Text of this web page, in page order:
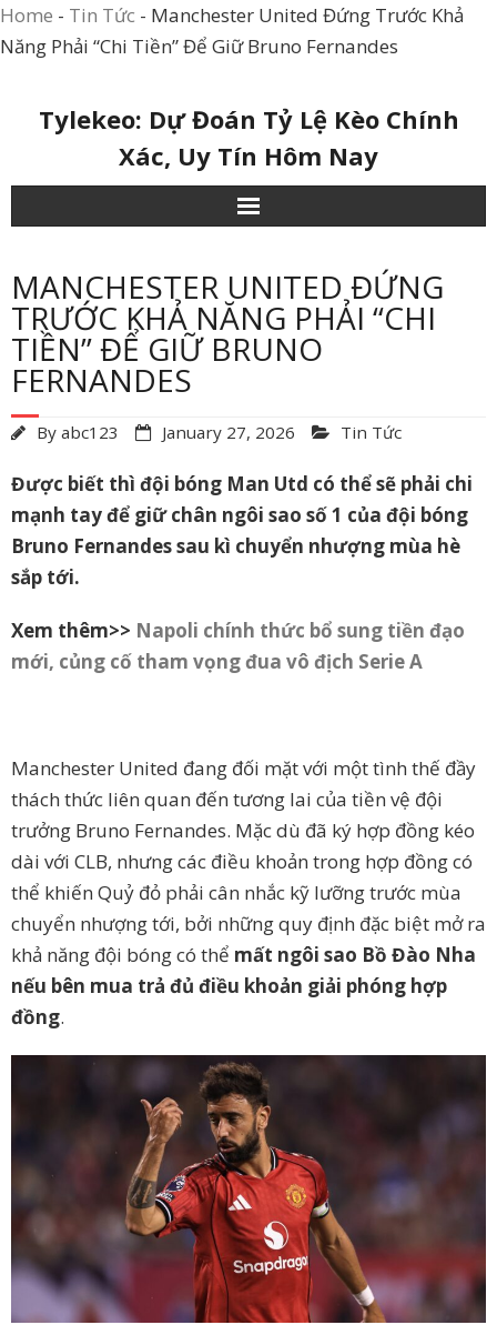
Home - Tin Tức - Manchester United Đứng Trước Khả
Năng Phải “Chi Tiền” Để Giữ Bruno Fernandes
Tylekeo: Dự Đoán Tỷ Lệ Kèo Chính
Xác, Uy Tín Hôm Nay
MANCHESTER UNITED ĐỨNG
TRƯỚC KHẢ NĂNG PHẢI “CHI
TIỀN” ĐỂ GIỮ BRUNO
FERNANDES
By abc123 January 27, 2026 Tin Tức
Được biết thì đội bóng Man Utd có thể sẽ phải chi
mạnh tay để giữ chân ngôi sao số 1 của đội bóng
Bruno Fernandes sau kì chuyển nhượng mùa hè
sắp tới.
Xem thêm>> Napoli chính thức bổ sung tiền đạo
mới, củng cố tham vọng đua vô địch Serie A
Manchester United đang đối mặt với một tình thế đầy
thách thức liên quan đến tương lai của tiền vệ đội
trưởng Bruno Fernandes. Mặc dù đã ký hợp đồng kéo
dài với CLB, nhưng các điều khoản trong hợp đồng có
thể khiến Quỷ đỏ phải cân nhắc kỹ lưỡng trước mùa
chuyển nhượng tới, bởi những quy định đặc biệt mở ra
khả năng đội bóng có thể mất ngôi sao Bồ Đào Nha
nếu bên mua trả đủ điều khoản giải phóng hợp
đồng.